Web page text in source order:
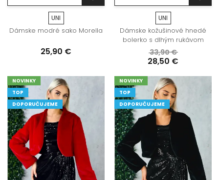
UNI
Dámske modré sako Morella
25,90 €
UNI
Dámske kožušinové hnedé
bolerko s dlhým rukávom
33,90 €
28,50 €
NOVINKY
TOP
DOPORUČUJEME
NOVINKY
TOP
DOPORUČUJEME